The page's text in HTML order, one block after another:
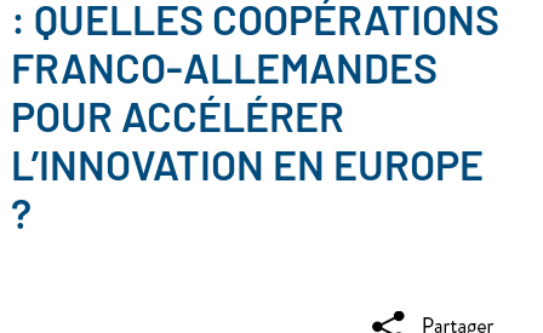
: QUELLES COOPÉRATIONS
FRANCO-ALLEMANDES
POUR ACCÉLÉRER
L’INNOVATION EN EUROPE
?